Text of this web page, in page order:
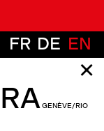
FR DE EN
✕
GENÈVE/RIO